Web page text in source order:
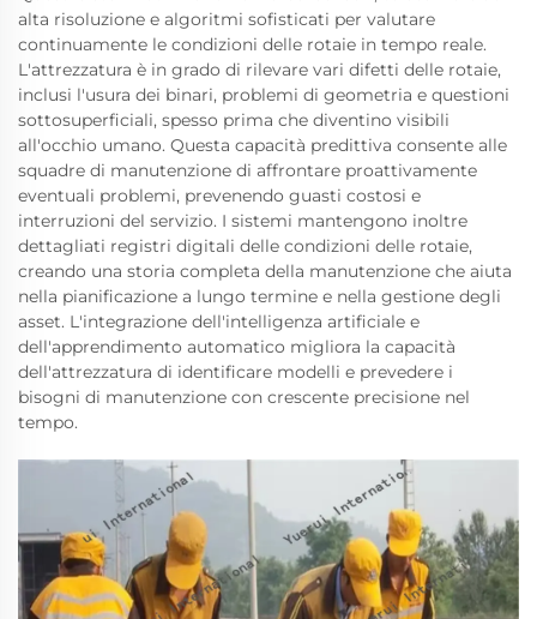
alta risoluzione e algoritmi sofisticati per valutare
continuamente le condizioni delle rotaie in tempo reale.
L'attrezzatura è in grado di rilevare vari difetti delle rotaie,
inclusi l'usura dei binari, problemi di geometria e questioni
sottosuperficiali, spesso prima che diventino visibili
all'occhio umano. Questa capacità predittiva consente alle
squadre di manutenzione di affrontare proattivamente
eventuali problemi, prevenendo guasti costosi e
interruzioni del servizio. I sistemi mantengono inoltre
dettagliati registri digitali delle condizioni delle rotaie,
creando una storia completa della manutenzione che aiuta
nella pianificazione a lungo termine e nella gestione degli
asset. L'integrazione dell'intelligenza artificiale e
dell'apprendimento automatico migliora la capacità
dell'attrezzatura di identificare modelli e prevedere i
bisogni di manutenzione con crescente precisione nel
tempo.